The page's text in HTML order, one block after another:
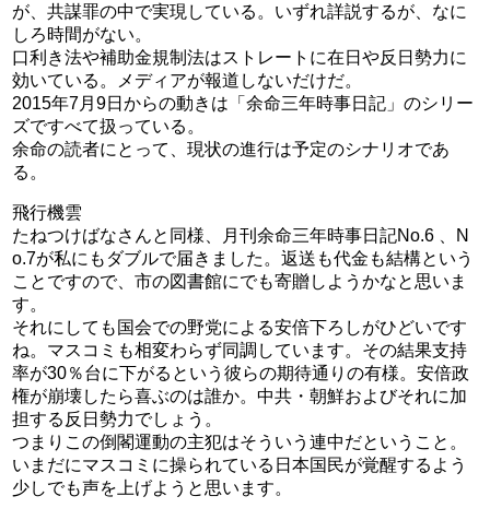
が、共謀罪の中で実現している。いずれ詳説するが、なに
しろ時間がない。
口利き法や補助金規制法はストレートに在日や反日勢力に
効いている。メディアが報道しないだけだ。
2015年7月9日からの動きは「余命三年時事日記」のシリー
ズですべて扱っている。
余命の読者にとって、現状の進行は予定のシナリオであ
る。
飛行機雲
たねつけばなさんと同様、月刊余命三年時事日記No.6 、N
o.7が私にもダブルで届きました。返送も代金も結構という
ことですので、市の図書館にでも寄贈しようかなと思いま
す。
それにしても国会での野党による安倍下ろしがひどいです
ね。マスコミも相変わらず同調しています。その結果支持
率が30％台に下がるという彼らの期待通りの有様。安倍政
権が崩壊したら喜ぶのは誰か。中共・朝鮮およびそれに加
担する反日勢力でしょう。
つまりこの倒閣運動の主犯はそういう連中だということ。
いまだにマスコミに操られている日本国民が覚醒するよう
少しでも声を上げようと思います。